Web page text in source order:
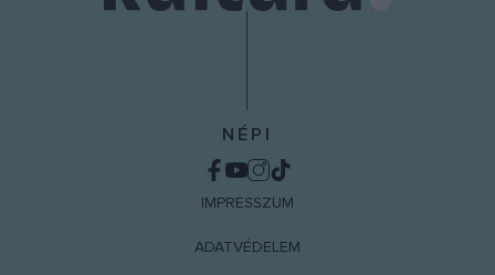
NÉPI
IMPRESSZUM
ADATVÉDELEM